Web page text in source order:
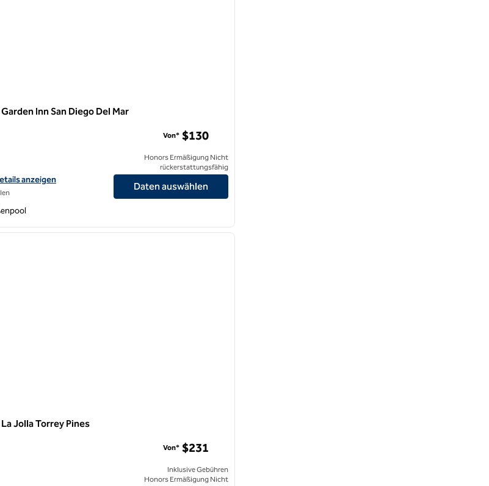
Garden Inn San Diego Del Mar
für das Hilton Garden Inn San Diego Del Mar anzeigen
anzeigen
Von* $130
Honors Ermäßigung Nicht
rückerstattungsfähig
Daten auswählen
nächstes Bild
La Jolla Torrey Pines
Von* $231
Inklusive Gebühren
Honors Ermäßigung Nicht